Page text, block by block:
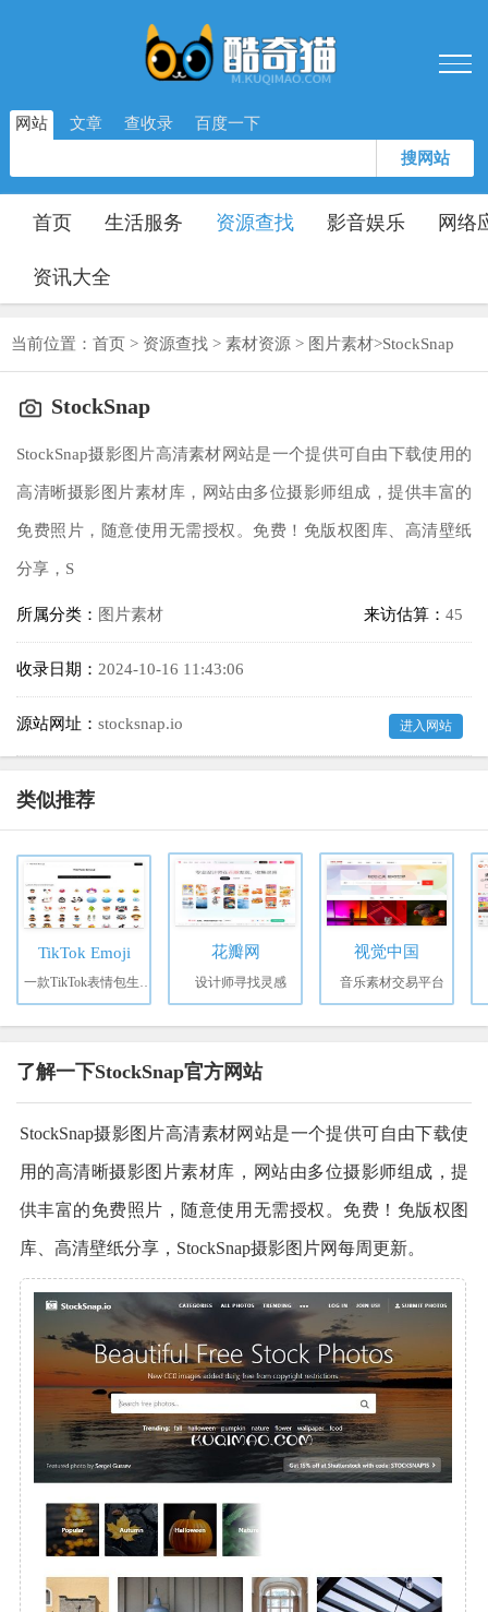
网站 文章 查收录 百度一下
搜网站
首页 生活服务 资源查找 影音娱乐 网络
资讯大全
当前位置： 首页 > 资源查找 > 素材资源 > 图片素材>StockSnap
StockSnap
StockSnap摄影图片高清素材网站是一个提供可自由下载使用的
高清晰摄影图片素材库，网站由多位摄影师组成，提供丰富的
免费照片，随意使用无需授权。免费！免版权图库、高清壁纸
分享，S
所属分类： 图片素材 来访估算： 45
收录日期： 2024-10-16 11:43:06
源站网址： stocksnap.io 进入网站
类似推荐
TikTok Emoji 花瓣网
设计师寻找灵感
视觉中国
音乐素材交易平台
了解一下StockSnap官方网站
StockSnap摄影图片高清素材网站是一个提供可自由下载使
用的高清晰摄影图片素材库，网站由多位摄影师组成，提
供丰富的免费照片，随意使用无需授权。免费！免版权图
库、高清壁纸分享，StockSnap摄影图片网每周更新。